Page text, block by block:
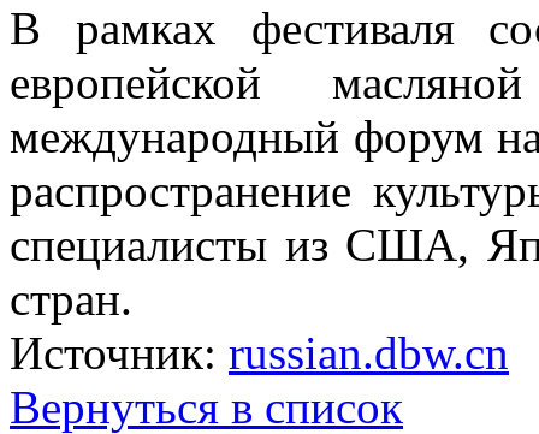
В рамках фестиваля
европейской
международный форум
распространение
специалисты из США,
стран.
Источник: russian.dbw.cn
Вернуться в список